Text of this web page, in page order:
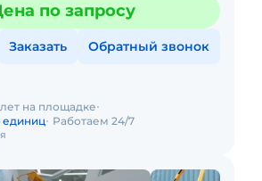
по запросу
Заказать Обратный звонок
на площадке
единиц Работаем 24/7